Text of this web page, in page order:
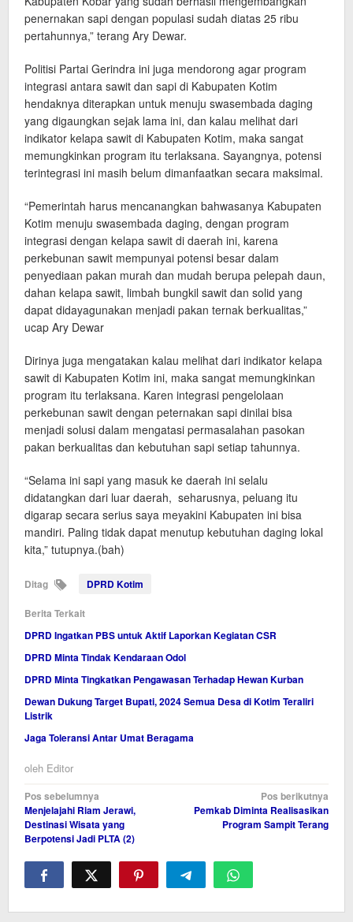
penernakan sapi dengan populasi sudah diatas 25 ribu
pertahunnya,” terang Ary Dewar.
Politisi Partai Gerindra ini juga mendorong agar program
integrasi antara sawit dan sapi di Kabupaten Kotim
hendaknya diterapkan untuk menuju swasembada daging
yang digaungkan sejak lama ini, dan kalau melihat dari
indikator kelapa sawit di Kabupaten Kotim, maka sangat
memungkinkan program itu terlaksana. Sayangnya, potensi
terintegrasi ini masih belum dimanfaatkan secara maksimal.
“Pemerintah harus mencanangkan bahwasanya Kabupaten
Kotim menuju swasembada daging, dengan program
integrasi dengan kelapa sawit di daerah ini, karena
perkebunan sawit mempunyai potensi besar dalam
penyediaan pakan murah dan mudah berupa pelepah daun,
dahan kelapa sawit, limbah bungkil sawit dan solid yang
dapat didayagunakan menjadi pakan ternak berkualitas,”
ucap Ary Dewar
Dirinya juga mengatakan kalau melihat dari indikator kelapa
sawit di Kabupaten Kotim ini, maka sangat memungkinkan
program itu terlaksana. Karen integrasi pengelolaan
perkebunan sawit dengan peternakan sapi dinilai bisa
menjadi solusi dalam mengatasi permasalahan pasokan
pakan berkualitas dan kebutuhan sapi setiap tahunnya.
“Selama ini sapi yang masuk ke daerah ini selalu
didatangkan dari luar daerah, seharusnya, peluang itu
digarap secara serius saya meyakini Kabupaten ini bisa
mandiri. Paling tidak dapat menutup kebutuhan daging lokal
kita,” tutupnya.(bah)
Ditag DPRD Kotim
Berita Terkait
DPRD Ingatkan PBS untuk Aktif Laporkan Kegiatan CSR
DPRD Minta Tindak Kendaraan Odol
DPRD Minta Tingkatkan Pengawasan Terhadap Hewan Kurban
Dewan Dukung Target Bupati, 2024 Semua Desa di Kotim Teraliri
Listrik
Jaga Toleransi Antar Umat Beragama
oleh Editor
Navigasi
pos
Pos sebelumnya
Menjelajahi Riam Jerawi,
Destinasi Wisata yang
Berpotensi Jadi PLTA (2)
Pos berikutnya
Pemkab Diminta Realisasikan
Program Sampit Terang